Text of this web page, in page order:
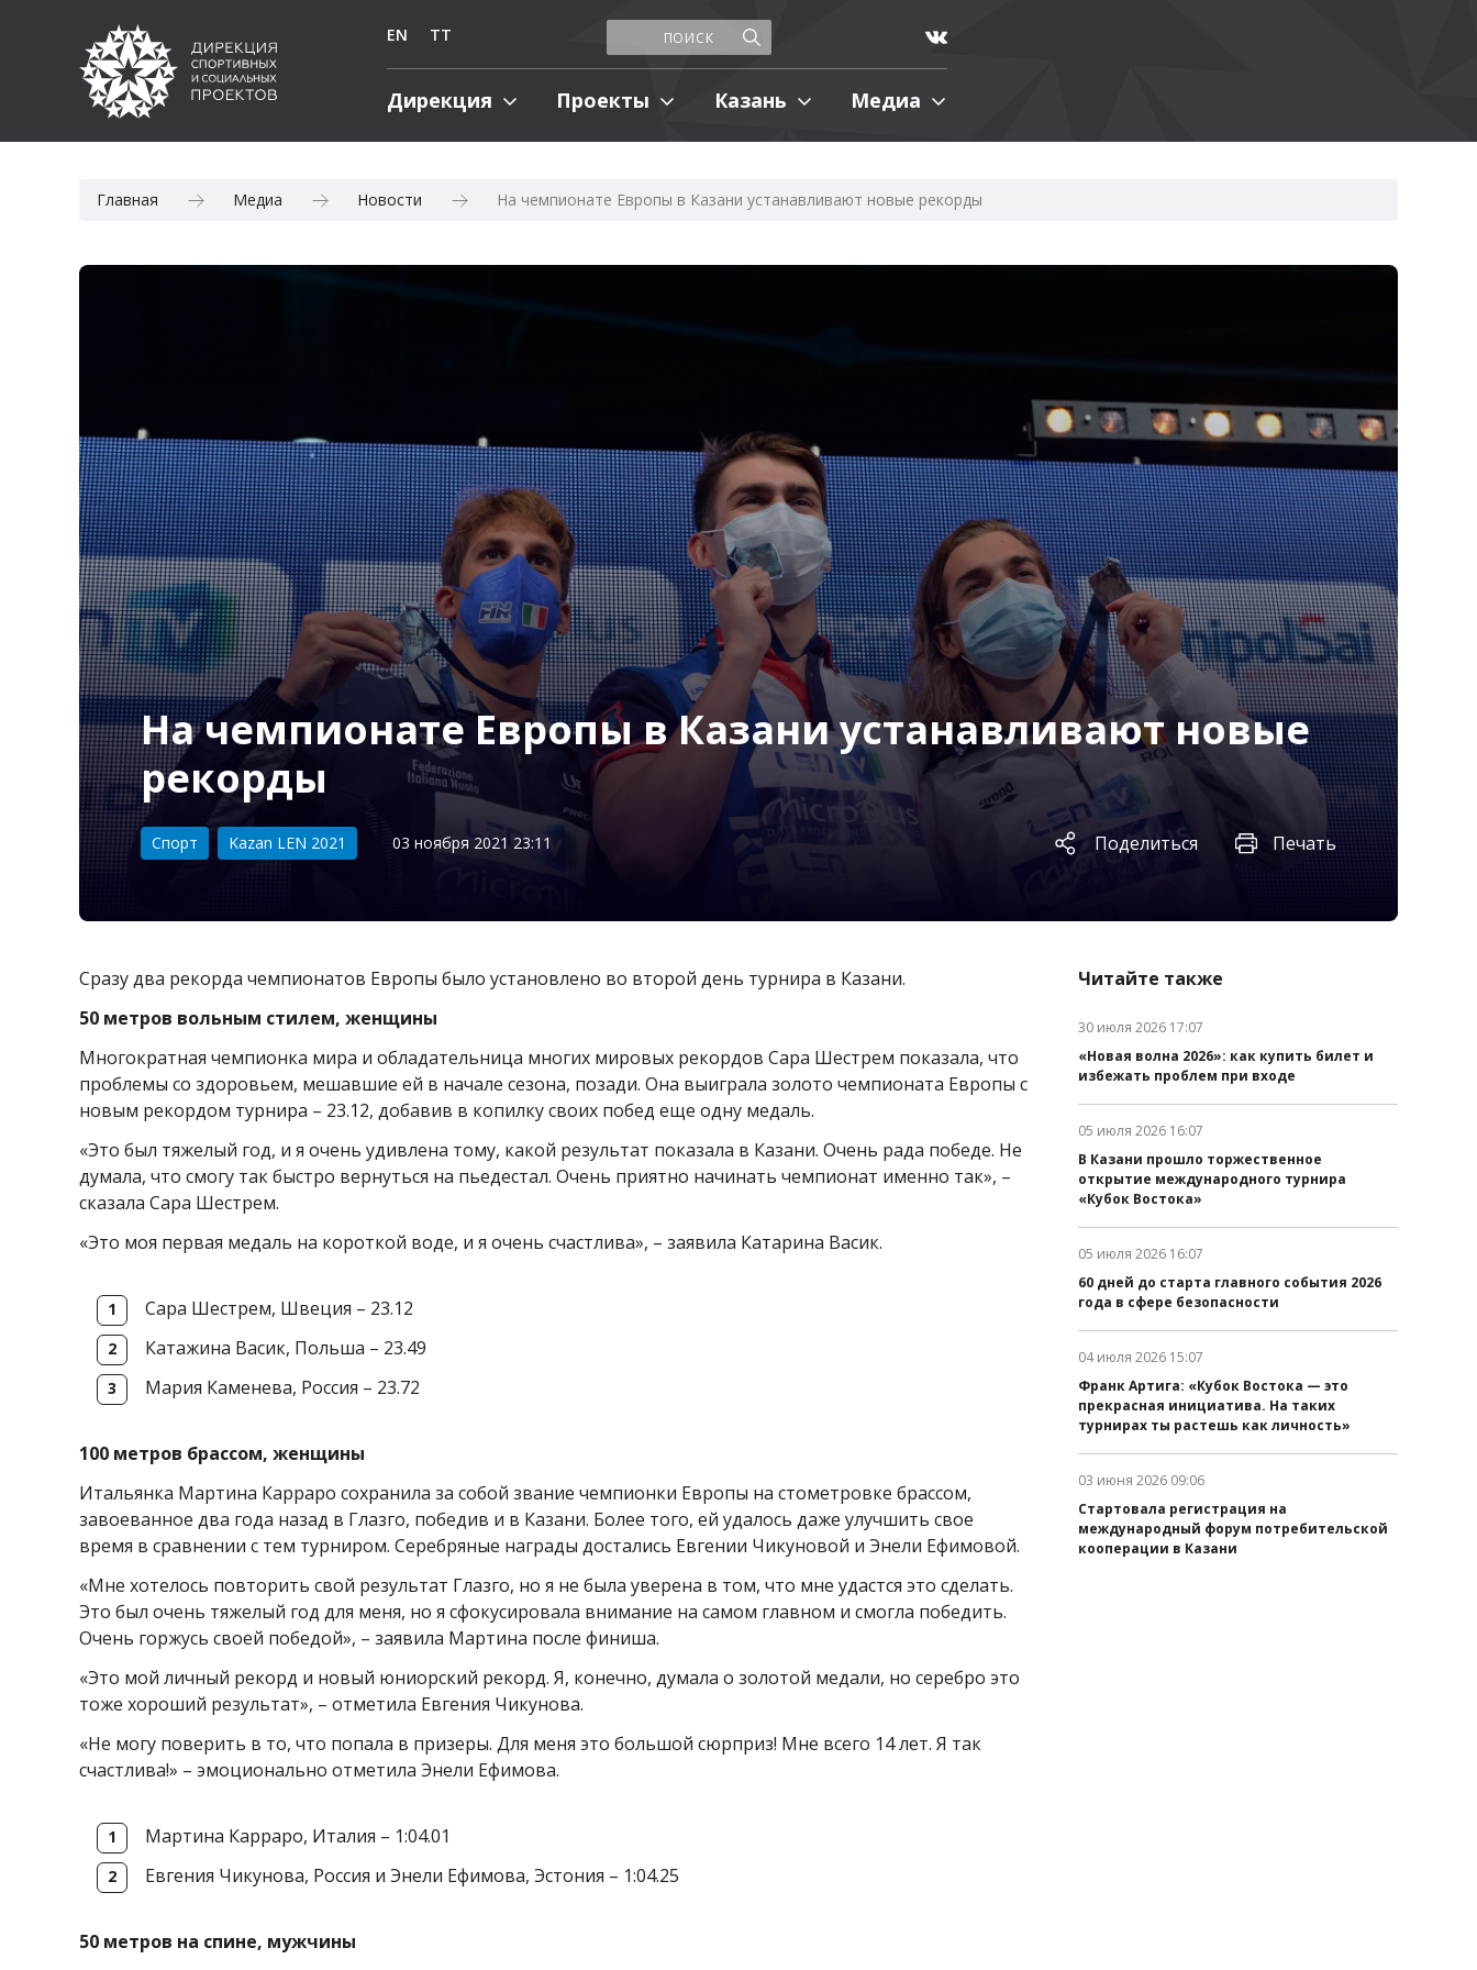
EN TT
Дирекция Проекты Казань Медиа
Главная Медиа Новости На чемпионате Европы в Казани устанавливают новые рекорды
На чемпионате Европы в Казани устанавливают новые
рекорды
Категория:
Спорт Kazan LEN 2021 03 ноября 2021 23:11 Поделиться Печать
Сразу два рекорда чемпионатов Европы было установлено во второй день турнира в Казани.
50 метров вольным стилем, женщины
Многократная чемпионка мира и обладательница многих мировых рекордов Сара Шестрем показала, что
проблемы со здоровьем, мешавшие ей в начале сезона, позади. Она выиграла золото чемпионата Европы с
новым рекордом турнира – 23.12, добавив в копилку своих побед еще одну медаль.
«Это был тяжелый год, и я очень удивлена тому, какой результат показала в Казани. Очень рада победе. Не
думала, что смогу так быстро вернуться на пьедестал. Очень приятно начинать чемпионат именно так», –
сказала Сара Шестрем.
«Это моя первая медаль на короткой воде, и я очень счастлива», – заявила Катарина Васик.
Сара Шестрем, Швеция – 23.12
Катажина Васик, Польша – 23.49
Мария Каменева, Россия – 23.72
100 метров брассом, женщины
Итальянка Мартина Карраро сохранила за собой звание чемпионки Европы на стометровке брассом,
завоеванное два года назад в Глазго, победив и в Казани. Более того, ей удалось даже улучшить свое
время в сравнении с тем турниром. Серебряные награды достались Евгении Чикуновой и Энели Ефимовой.
«Мне хотелось повторить свой результат Глазго, но я не была уверена в том, что мне удастся это сделать.
Это был очень тяжелый год для меня, но я сфокусировала внимание на самом главном и смогла победить.
Очень горжусь своей победой», – заявила Мартина после финиша.
«Это мой личный рекорд и новый юниорский рекорд. Я, конечно, думала о золотой медали, но серебро это
тоже хороший результат», – отметила Евгения Чикунова.
«Не могу поверить в то, что попала в призеры. Для меня это большой сюрприз! Мне всего 14 лет. Я так
счастлива!» – эмоционально отметила Энели Ефимова.
Мартина Карраро, Италия – 1:04.01
Евгения Чикунова, Россия и Энели Ефимова, Эстония – 1:04.25
50 метров на спине, мужчины
Читайте также
30 июля 2026 17:07
«Новая волна 2026»: как купить билет и
избежать проблем при входе
05 июля 2026 16:07
В Казани прошло торжественное
открытие международного турнира
«Кубок Востока»
Дата публикации:
05 июля 2026 16:07
60 дней до старта главного события 2026
года в сфере безопасности
Дата публикации:
04 июля 2026 15:07
Франк Артига: «Кубок Востока — это
прекрасная инициатива. На таких
турнирах ты растешь как личность»
03 июня 2026 09:06
Стартовала регистрация на
международный форум потребительской
кооперации в Казани